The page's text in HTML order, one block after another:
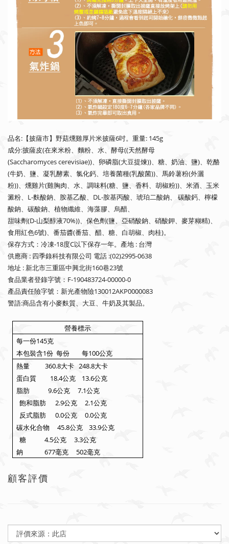
品名:【披薩市】野菇燻雞厚片米披薩6吋。重量: 145g
成分:披薩皮(在來米粉、麵粉、水、酵母((天然酵母
(Saccharomycescerevisiae))、卵磷脂(大豆提煉))、糖、奶油、鹽)、乾酪
(牛奶 、鹽、凝乳酵素、氯化鈣、培養菌種(乳酸菌))、馬鈴薯粉(外灑
粉))、燻雞片(雞胸肉、水、調味料(糖、鹽、香料、胡椒粉))、 米酒、玉米
澱粉、L-麩酸鈉、胺基乙酸、DL-胺基丙酸、琥珀二酸鈉、 碳酸鈣、檸檬
酸鈉、碳酸鈉、植物纖維、海藻膠、烏醋、
甜味劑(D-山梨醇液70%))、保色劑(鹽、亞硝酸鈉、硝酸鉀、麥芽糊精)、
食用紅色6號)、番茄醬(番茄、醋、糖、白胡椒、肉桂)。
保存方式：冷凍-18度C以下保存一年。產地 : 台灣
供應商 : 四季錄科技有限公司 電話 :(02)2995-0638
地址 : 新北市三重區中興北街160巷23號
食品業者登錄字號：F-190483724-00000-0
產品責任險字號：新光產物險130012AKP0000083
警語:商品含有小麥麩質、大豆、牛奶及其製品。
營養標示
每一份145克
本包裝含1份 每份 每100公克
熱量
360.8大卡248.8大卡
蛋白質
18.4公克 13.6公克
脂肪
9.6公克 7.1公克
飽和脂肪
2.9公克 2.1公克
反式脂肪
0.0公克 0.0公克
碳水化合物
45.8公克 33.9公克
糖
4.5公克 3.3公克
鈉
677毫克 502毫克
顧客評價